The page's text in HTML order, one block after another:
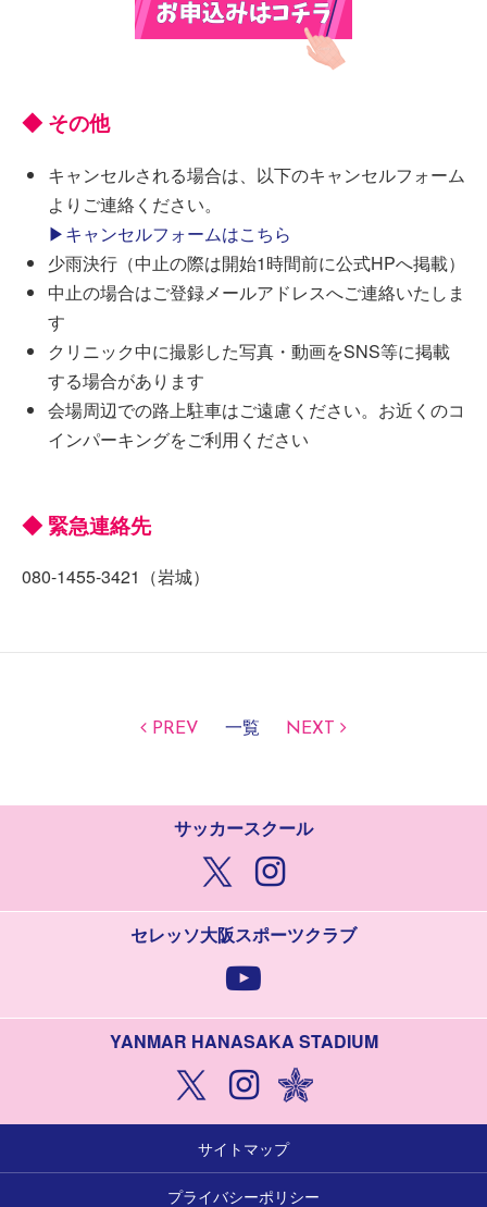
◆ その他
キャンセルされる場合は、以下のキャンセルフォーム
よりご連絡ください。
▶キャンセルフォームはこちら
少雨決行（中止の際は開始1時間前に公式HPへ掲載）
中止の場合はご登録メールアドレスへご連絡いたしま
す
クリニック中に撮影した写真・動画をSNS等に掲載
する場合があります
会場周辺での路上駐車はご遠慮ください。お近くのコ
インパーキングをご利用ください
◆ 緊急連絡先
080-1455-3421（岩城）
PREV 一覧 NEXT
サッカースクール
セレッソ大阪スポーツクラブ
YANMAR HANASAKA STADIUM
サイトマップ
プライバシーポリシー